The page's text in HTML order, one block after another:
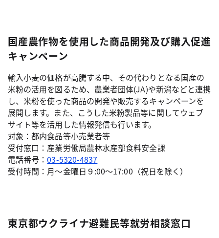
国産農作物を使用した商品開発及び購入促進
キャンペーン
輸入小麦の価格が高騰する中、その代わりとなる国産の
米粉の活用を図るため、農業者団体(JA)や新潟などと連携
し、米粉を使った商品の開発や販売するキャンペーンを
展開します。また、こうした米粉製品等に関してウェブ
サイト等を活用した情報発信も行います。
対象：都内食品等小売業者等
受付窓口：産業労働局農林水産部食料安全課
電話番号：03-5320-4837
受付時間：月～金曜日９:00～17:00（祝日を除く）
東京都ウクライナ避難民等就労相談窓口